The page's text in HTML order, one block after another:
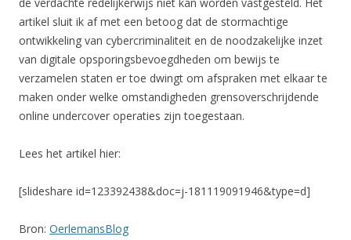
de verdachte redelijkerwijs niet kan worden vastgesteld. Het
artikel sluit ik af met een betoog dat de stormachtige
ontwikkeling van cybercriminaliteit en de noodzakelijke inzet
van digitale opsporingsbevoegdheden om bewijs te
verzamelen staten er toe dwingt om afspraken met elkaar te
maken onder welke omstandigheden grensoverschrijdende
online undercover operaties zijn toegestaan.
Lees het artikel hier:
[slideshare id=123392438&doc=j-181119091946&type=d]
Bron: OerlemansBlog